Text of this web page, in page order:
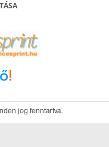
jog fenntartva.